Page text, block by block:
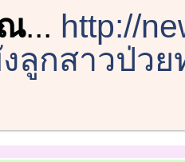
... http://
ลูกสาวป่วย